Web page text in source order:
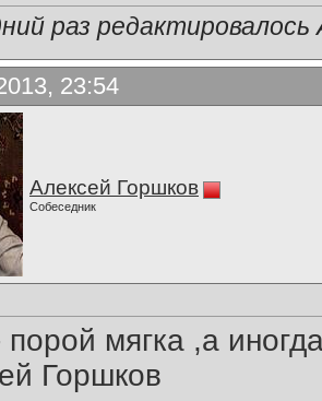
раз
23:54
Алексей Горшков
Собеседник
порой мягка ,а
Горшков